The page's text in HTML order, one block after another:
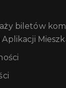
biletów